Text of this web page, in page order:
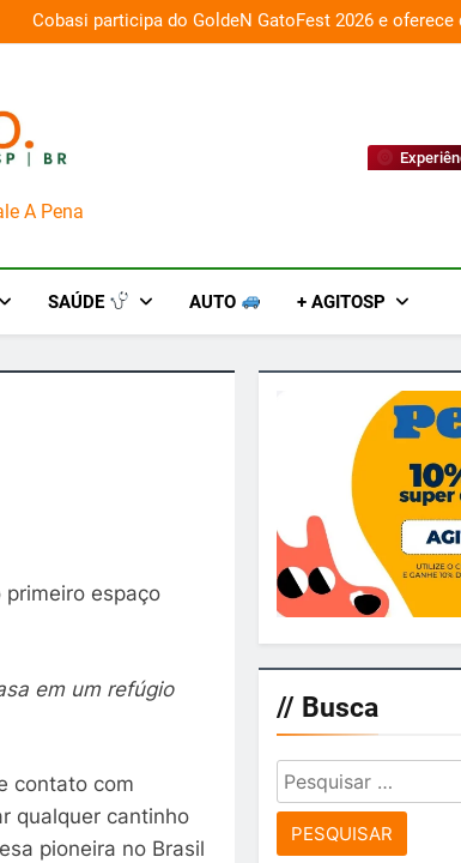
Antarctica e PlayStation transformam shopping
A Pena
SAÚDE AUTO + AGITOSP
espaço
em um refúgio
contato com
qualquer cantinho
pioneira no Brasil
// Busca
Pesquisar
por: